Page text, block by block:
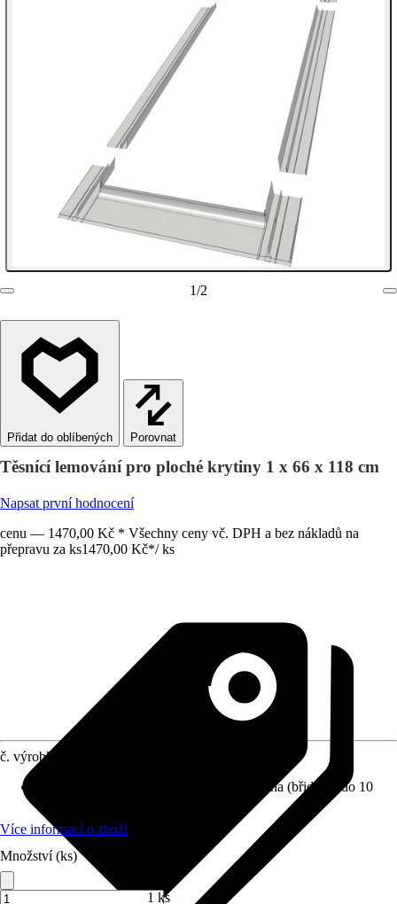
1/2
Porovnat
Těsnící lemování pro ploché krytiny 1 x 66 x 118 cm
Napsat první hodnocení
cenu — 1470,00 Kč * Všechny ceny vč. DPH a bez nákladů na
přepravu za ks1470,00 Kč*/ ks
č. výrobku
Plochá střecha (břidlice) do 10
Více informací o zboží
Množství (ks)
1 ks